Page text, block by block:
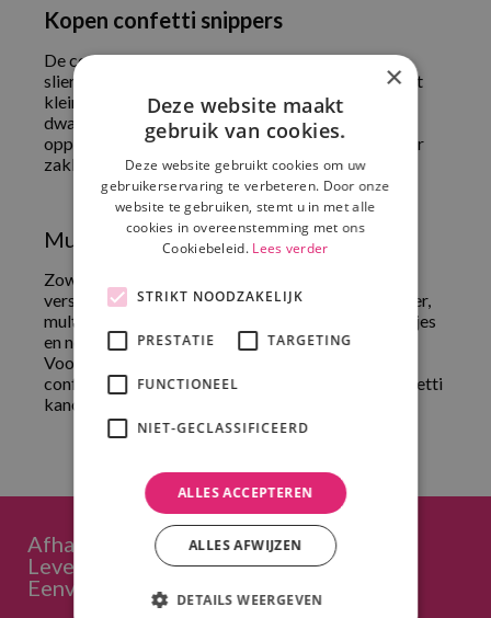
Kopen confetti snippers
De confetti is verkrijgbaar in zowel snippers als
slierten. De snippers hebben meer effect omdat dit
kleine stukjes zijn die langzaam naar beneden
dwarrelen, en de snippers dekken meer van de
oppervlakte. De slierten schieten weer verder maar
zakken wat sneller naar beneden.
Multicolor confetti kopen
Zowel de snippers als slierten zijn beschikbaar in
verschillende kleuren en vormpjes zoals goud, zilver,
multicolor, allerlei kleuren, hartjes, sterretjes, rondjes
en nog veel meer mogelijkheden.
Voor confetti heeft u natuurlijk ook een geschikt
confetti kanon nodig, ziehier
ons aanbod aan confetti
kanonnen!
Afhalen in Hoeven (regio Breda)
Levering in heel NL mogelijk
Eenvoudig offerte opvragen
×
Deze website maakt
gebruik van cookies.
Deze website gebruikt cookies om uw
gebruikerservaring te verbeteren. Door onze
website te gebruiken, stemt u in met alle
cookies in overeenstemming met ons
Cookiebeleid. Lees verder
STRIKT NOODZAKELIJK
PRESTATIE TARGETING
FUNCTIONEEL
NIET-GECLASSIFICEERD
ALLES ACCEPTEREN
ALLES AFWIJZEN
DETAILS WEERGEVEN